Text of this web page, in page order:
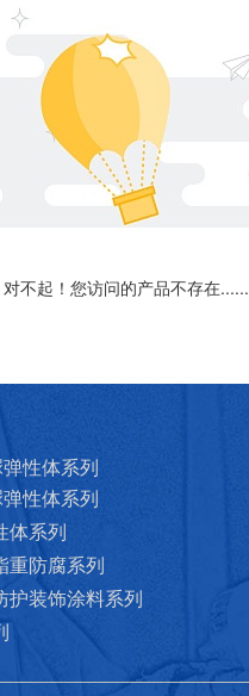
对不起！您访问的产品不存在......
性体系列
性体系列
体系列
重防腐系列
护装饰涂料系列